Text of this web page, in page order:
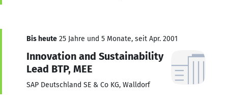
Bis heute 25 Jahre und 5 Monate, seit Apr. 2001
Innovation and Sustainability
Lead BTP, MEE
SAP Deutschland SE & Co KG, Walldorf